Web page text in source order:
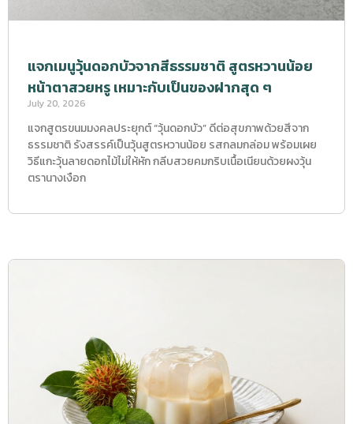
แจกเมนูวุ้นดอกบัวจากสีธรรมชาติ สูตรหวานน้อย
หน้าตาสวยหรู เหมาะกับเป็นของฝากสุด ๆ
July 20, 2026
แจกสูตรขนมมงคลประยุกต์ “วุ้นดอกบัว” ดีต่อสุขภาพด้วยสีจาก
ธรรมชาติ รังสรรค์เป็นวุ้นสูตรหวานน้อย รสกลมกล่อม พร้อมเผย
วิธีแกะวุ้นลายดอกไม้ไม่ให้หัก กลีบสวยคมกริบเนื้อเนียนด้วยผงวุ้น
ตรานางเงือก